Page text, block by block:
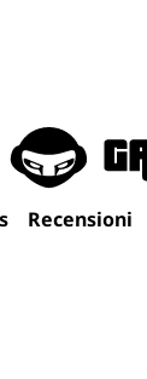
Recensioni